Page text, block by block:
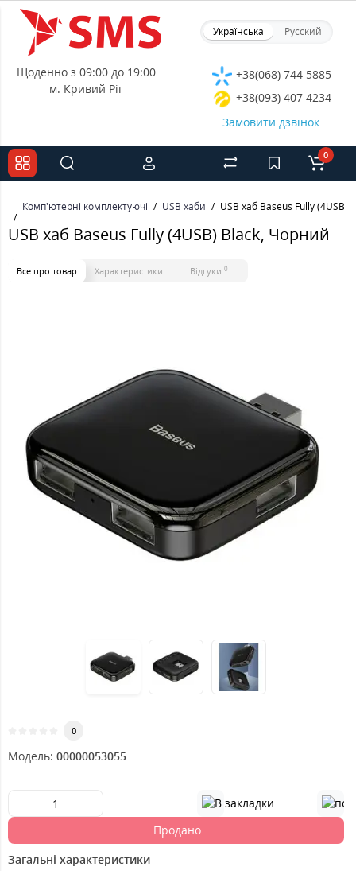
Українська Русский
Щоденно з 09:00 до 19:00
м. Кривий Ріг
+38(068) 744 5885
+38(093) 407 4234
Замовити дзвінок
0
Комп'ютерні комплектуючі USB хаби USB хаб Baseus Fully (4USB)
USB хаб Baseus Fully (4USB) Black, Чорний
Все про товар Характеристики Відгуки 0
0
Модель: 00000053055
Продано
Загальні характеристики